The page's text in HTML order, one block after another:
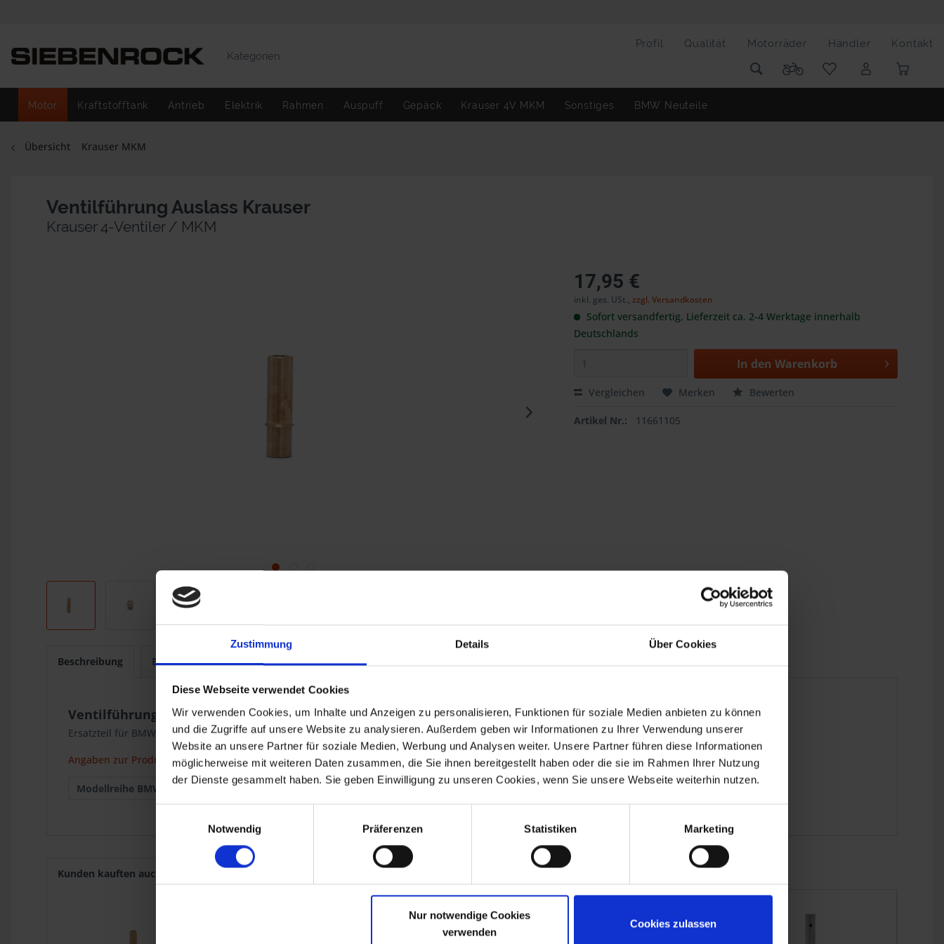
Zustimmung Details Über Cookies
Diese Webseite verwendet Cookies
Wir verwenden Cookies, um Inhalte und Anzeigen zu personalisieren, Funktionen für soziale Medien anbieten zu können
und die Zugriffe auf unsere Website zu analysieren. Außerdem geben wir Informationen zu Ihrer Verwendung unserer
Website an unsere Partner für soziale Medien, Werbung und Analysen weiter. Unsere Partner führen diese Informationen
möglicherweise mit weiteren Daten zusammen, die Sie ihnen bereitgestellt haben oder die sie im Rahmen Ihrer Nutzung
der Dienste gesammelt haben. Sie geben Einwilligung zu unseren Cookies, wenn Sie unsere Webseite weiterhin nutzen.
Notwendig
Präferenzen Statistiken Marketing
Nur notwendige Cookies
verwenden
Cookies zulassen
Kategorien
Profil Qualität Motorräder Händler Kontakt
Motor Kraftstofftank Antrieb Elektrik Rahmen Auspuff Gepäck Krauser 4V MKM Sonstiges BMW Neuteile
Übersicht Krauser MKM
Ventilführung Auslass Krauser
Krauser 4-Ventiler / MKM
17,95 €
inkl. ges. USt.,zzgl. Versandkosten
Sofort versandfertig, Lieferzeit ca. 2-4 Werktage innerhalb
Deutschlands
In den Warenkorb
Vergleichen Merken Bewerten
Artikel Nr.: 11661105
Beschreibung Bewertungen 0
Ventilführung Auslass Krauser
Ersatzteil für BMW 2-Ventil Modelle mit Krauser 4-Ventil Technik.S.
Angaben zur Produktsicherheit
Modellreihe BMW : Krauser MKM
Kunden kauften auch